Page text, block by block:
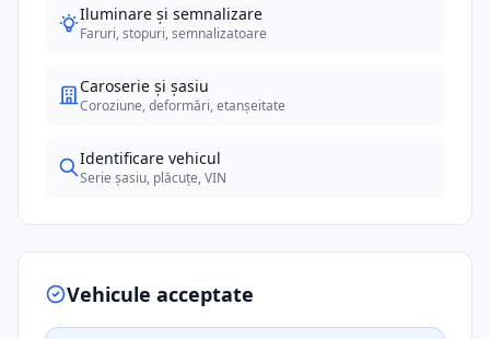
Iluminare și semnalizare
Faruri, stopuri, semnalizatoare
Caroserie și șasiu
Coroziune, deformări, etanșeitate
Identificare vehicul
Serie șasiu, plăcuțe, VIN
Vehicule acceptate